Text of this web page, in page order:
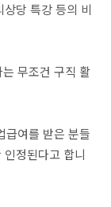
당 특강 등의 비
무조건 구직 활
급여를 받은 분들
정된다고 합니